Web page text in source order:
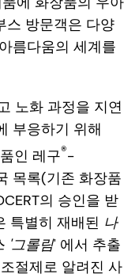
스 방문객은 다양
름다움의 세계를
노화 과정을 지연
부응하기 위해
인 레구®-
목록(기존 화장품
의 승인을 받
특별히 재배된 나
'그롤림' 에서 추출
절제로 알려진 사